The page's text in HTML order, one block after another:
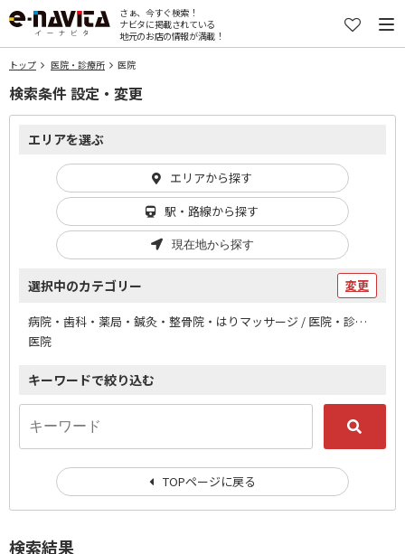
さぁ、今すぐ検索！
ナビタに掲載されている
地元のお店の情報が満載！
トップ 医院・診療所 医院
検索結果
検索条件 設定・変更
エリアを選ぶ
エリアから探す
駅・路線から探す
現在地から探す
選択中のカテゴリー 変更
病院・歯科・薬局・鍼灸・整骨院・はりマッサージ / 医院・診療所
医院
キーワードで絞り込む
TOPページに戻る